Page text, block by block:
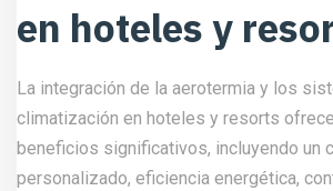
en hoteles y
La integración de la aerotermia y los
climatización en hoteles y resorts
beneficios significativos, incluyendo un
personalizado, eficiencia energética,